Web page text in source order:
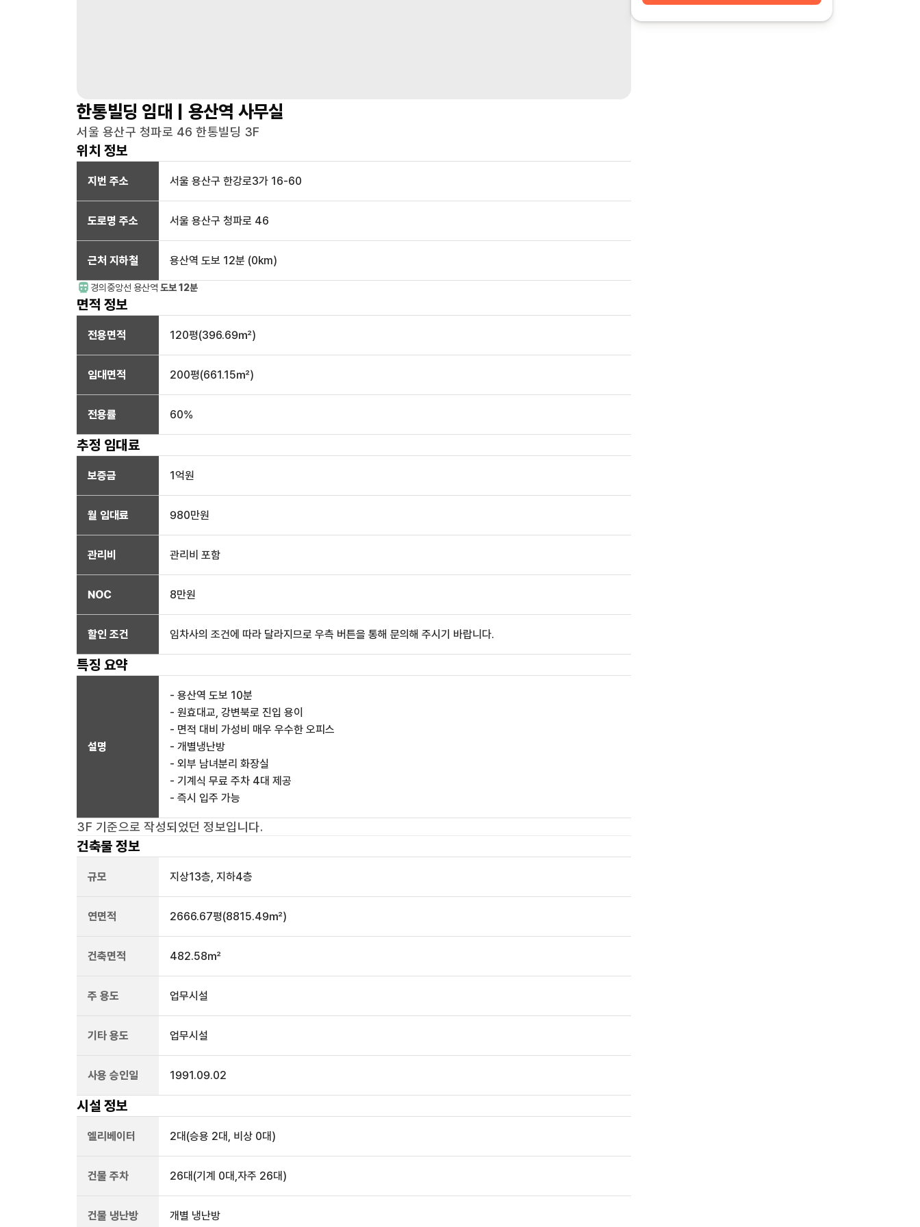
한통빌딩 임대 | 용산역 사무실
서울 용산구 청파로 46 한통빌딩 3F
위치 정보
지번 주소 서울 용산구 한강로3가 16-60
도로명 주소 서울 용산구 청파로 46
근처 지하철 용산역 도보 12분 (0km)
경의중앙선 용산역 도보 12분
면적 정보
전용면적 120평(396.69㎡)
임대면적 200평(661.15㎡)
전용률 60%
추정 임대료
보증금 1억원
월 임대료 980만원
관리비 관리비 포함
NOC 8만원
할인 조건 임차사의 조건에 따라 달라지므로 우측 버튼을 통해 문의해 주시기 바랍니다.
특징 요약
설명
- 용산역 도보 10분
- 원효대교, 강변북로 진입 용이
- 면적 대비 가성비 매우 우수한 오피스
- 개별냉난방
- 외부 남녀분리 화장실
- 기계식 무료 주차 4대 제공
- 즉시 입주 가능
3F 기준으로 작성되었던 정보입니다.
건축물 정보
규모 지상13층, 지하4층
연면적 2666.67평(8815.49㎡)
건축면적 482.58㎡
주 용도 업무시설
기타 용도 업무시설
사용 승인일 1991.09.02
시설 정보
엘리베이터 2대 (승용 2대, 비상 0대)
건물 주차 26대 (기계 0대,자주 26대)
건물 냉난방 개별 냉난방